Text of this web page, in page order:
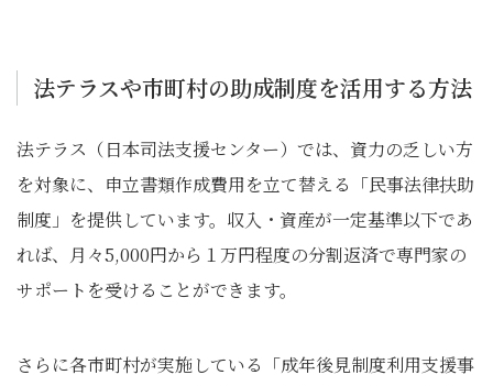
法テラスや市町村の助成制度を活用する方法
法テラス（日本司法支援センター）では、資力の乏しい方
を対象に、申立書類作成費用を立て替える「民事法律扶助
制度」を提供しています。収入・資産が一定基準以下であ
れば、月々5,000円から１万円程度の分割返済で専門家の
サポートを受けることができます。
さらに各市町村が実施している「成年後見制度利用支援事